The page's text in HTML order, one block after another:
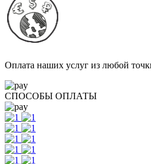
Оплата наших услуг из любой
СПОСОБЫ ОПЛАТЫ